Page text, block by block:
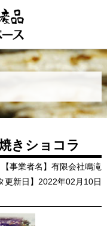
きショコラ
【事業者名】有限会社鳴滝
更新日】2022年02月10日